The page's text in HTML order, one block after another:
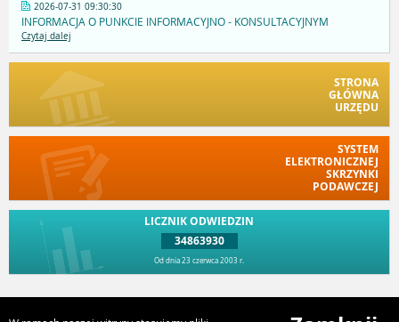
2026-07-31 09:30:30
INFORMACJA O PUNKCIE INFORMACYJNO - KONSULTACYJNYM
Czytaj dalej
STRONA
GŁÓWNA
URZĘDU
SYSTEM
ELEKTRONICZNEJ
SKRZYNKI
PODAWCZEJ
LICZNIK ODWIEDZIN
34863930
Od dnia 23 czerwca 2003 r.